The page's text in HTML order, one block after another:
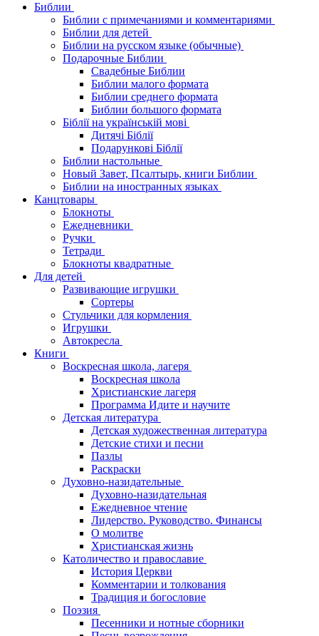
Библии
Библии с примечаниями и комментариями
Библии для детей
Библии на русском языке (обычные)
Подарочные Библии
Свадебные Библии
Библии малого формата
Библии среднего формата
Библии большого формата
Біблії на українській мові
Дитячі Біблії
Подарункові Біблії
Библии настольные
Новый Завет, Псалтырь, книги Библии
Библии на иностранных языках
Канцтовары
Блокноты
Ежедневники
Ручки
Тетради
Блокноты квадратные
Для детей
Развивающие игрушки
Сортеры
Стульчики для кормления
Игрушки
Автокресла
Книги
Воскресная школа, лагеря
Воскресная школа
Христианские лагеря
Программа Идите и научите
Детская литература
Детская художественная литература
Детские стихи и песни
Пазлы
Раскраски
Духовно-назидательные
Духовно-назидательная
Ежедневное чтение
Лидерство. Руководство. Финансы
О молитве
Христианская жизнь
Католичество и православие
История Церкви
Комментарии и толкования
Традиция и богословие
Поэзия
Песенники и нотные сборники